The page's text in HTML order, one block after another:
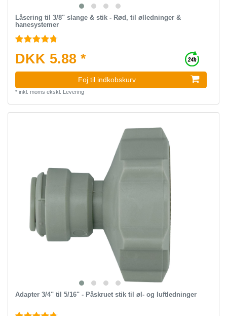
Låsering til 3/8" slange & stik - Rød, til ølledninger &
hanesystemer
DKK 5.88 *
Foj til indkobskurv
* inkl. moms ekskl. Levering
Adapter 3/4" til 5/16" - Påskruet stik til øl- og luftledninger